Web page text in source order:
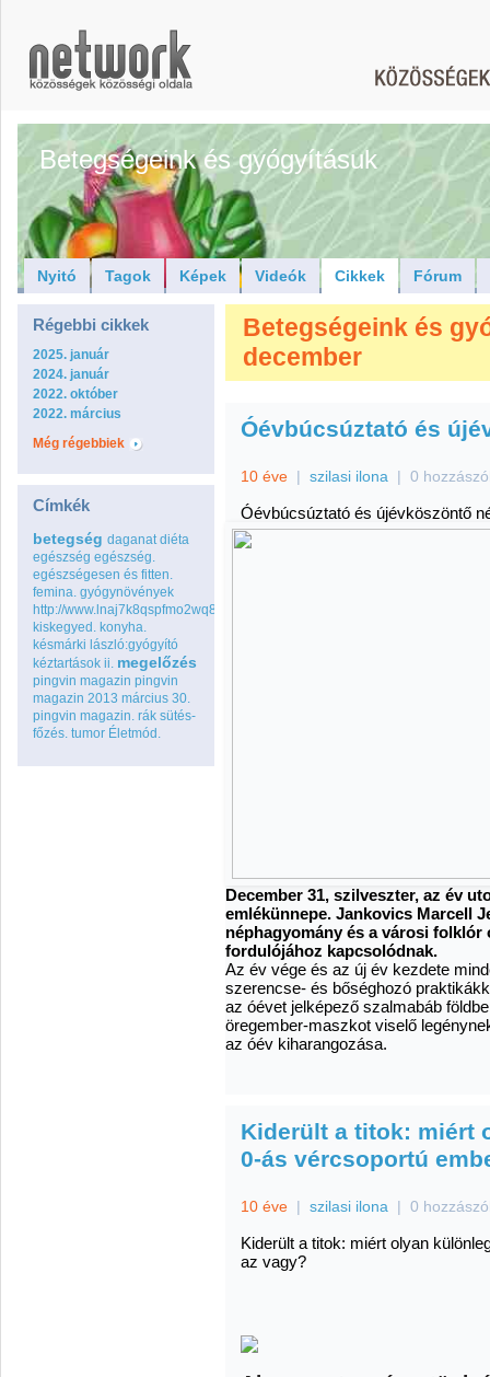
Betegségeink és gyógyításuk
Nyitó Tagok Képek Videók Cikkek Fórum
Régebbi cikkek
2025. január
2024. január
2022. október
2022. március
Még régebbiek
Címkék
betegség daganat diéta
egészség egészség.
egészségesen és fitten.
femina. gyógynövények
http://www.lnaj7k8qspfmo2wq8go.com
kiskegyed. konyha.
késmárki lászló:gyógyító
kéztartások ii. megelőzés
pingvin magazin pingvin
magazin 2013 március 30.
pingvin magazin. rák sütés-
főzés. tumor Életmód.
Betegségeink és
december
Óévbúcsúztató és
10 éve | szilasi ilona | 0
Óévbúcsúztató és újévköszöntő
December 31, szilveszter, az év
emlékünnepe. Jankovics Marcell
néphagyomány és a városi
fordulójához kapcsolódnak.
Az év vége és az új év kezdete
szerencse- és bőséghozó
az óévet jelképező szalmabáb
öregember-maszkot viselő
az óév kiharangozása.
Kiderült a titok: miért
0-ás vércsoportú
10 éve | szilasi ilona | 0
Kiderült a titok: miért olyan
az vagy?